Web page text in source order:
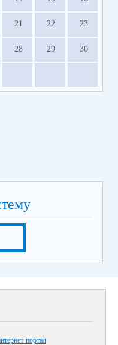
21 22 23
28 29 30
портал